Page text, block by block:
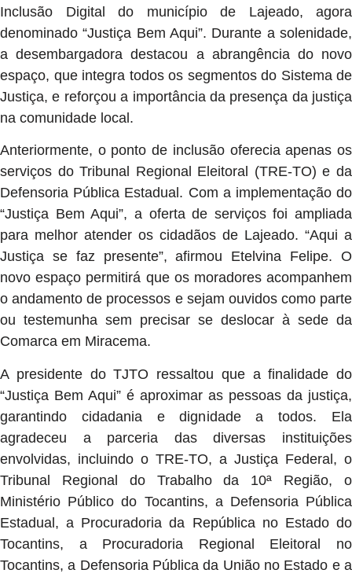
Inclusão Digital do município de Lajeado, agora
denominado “Justiça Bem Aqui”. Durante a solenidade,
a desembargadora destacou a abrangência do novo
espaço, que integra todos os segmentos do Sistema de
Justiça, e reforçou a importância da presença da justiça
na comunidade local.
Anteriormente, o ponto de inclusão oferecia apenas os
serviços do Tribunal Regional Eleitoral (TRE-TO) e da
Defensoria Pública Estadual. Com a implementação do
“Justiça Bem Aqui”, a oferta de serviços foi ampliada
para melhor atender os cidadãos de Lajeado. “Aqui a
Justiça se faz presente”, afirmou Etelvina Felipe. O
novo espaço permitirá que os moradores acompanhem
o andamento de processos e sejam ouvidos como parte
ou testemunha sem precisar se deslocar à sede da
Comarca em Miracema.
A presidente do TJTO ressaltou que a finalidade do
“Justiça Bem Aqui” é aproximar as pessoas da justiça,
garantindo cidadania e dignidade a todos. Ela
agradeceu a parceria das diversas instituições
envolvidas, incluindo o TRE-TO, a Justiça Federal, o
Tribunal Regional do Trabalho da 10ª Região, o
Ministério Público do Tocantins, a Defensoria Pública
Estadual, a Procuradoria da República no Estado do
Tocantins, a Procuradoria Regional Eleitoral no
Tocantins, a Defensoria Pública da União no Estado e a